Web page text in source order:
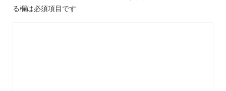
る欄は必須項目です